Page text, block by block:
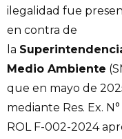
ilegalidad fue
en contra de
la
Medio Ambiente
que en mayo de
mediante Res. Ex. N°
ROL F-002-2024